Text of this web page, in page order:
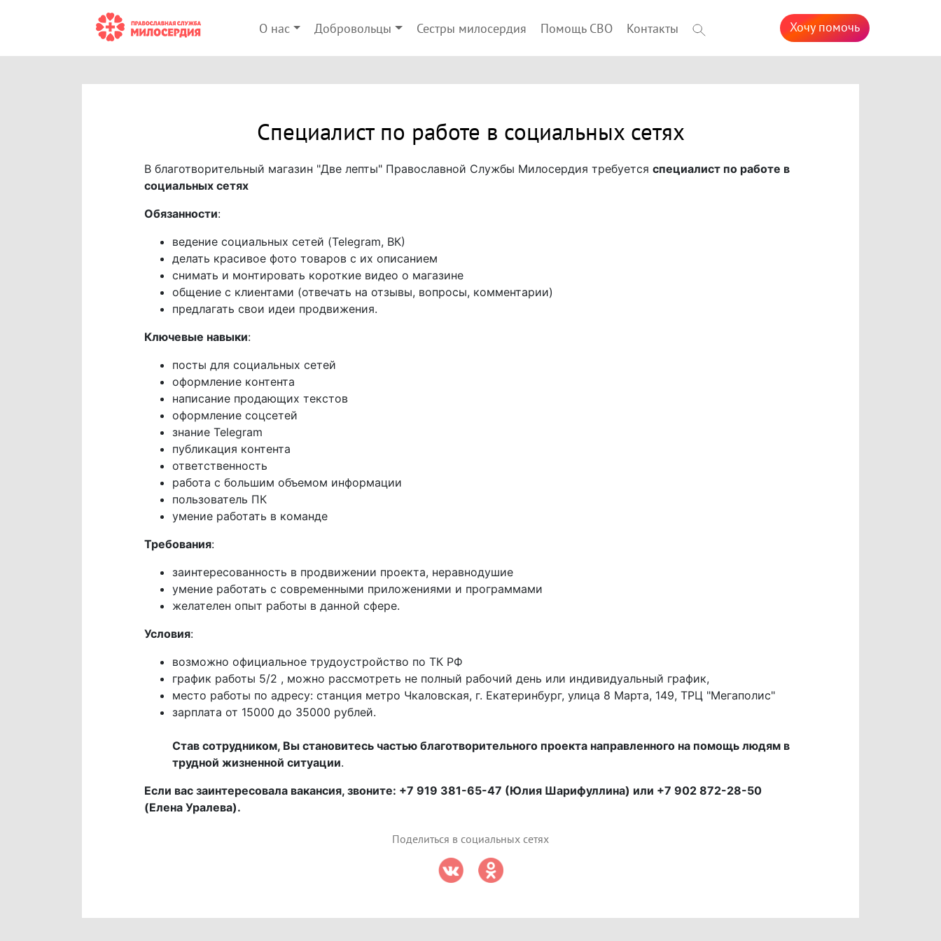
О нас Добровольцы Сестры милосердия Помощь СВО Контакты Хочу помочь
Специалист по работе в социальных сетях
В благотворительный магазин "Две лепты" Православной Службы Милосердия требуется специалист по работе в
социальных сетях
Обязанности:
ведение социальных сетей (Telegram, ВК)
делать красивое фото товаров с их описанием
снимать и монтировать короткие видео о магазине
общение с клиентами (отвечать на отзывы, вопросы, комментарии)
предлагать свои идеи продвижения.
Ключевые навыки:
посты для социальных сетей
оформление контента
написание продающих текстов
оформление соцсетей
знание Telegram
публикация контента
ответственность
работа с большим объемом информации
пользователь ПК
умение работать в команде
Требования:
заинтересованность в продвижении проекта, неравнодушие
умение работать с современными приложениями и программами
желателен опыт работы в данной сфере.
Условия:
возможно официальное трудоустройство по ТК РФ
график работы 5/2 , можно рассмотреть не полный рабочий день или индивидуальный график,
место работы по адресу: станция метро Чкаловская, г. Екатеринбург, улица 8 Марта, 149, ТРЦ "Мегаполис"
зарплата от 15000 до 35000 рублей.
Став сотрудником, Вы становитесь частью благотворительного проекта направленного на помощь людям в
трудной жизненной ситуации.
Если вас заинтересовала вакансия, звоните: +7 919 381-65-47 (Юлия Шарифуллина) или +7 902 872-28-50
(Елена Уралева).
Поделиться в социальных сетях